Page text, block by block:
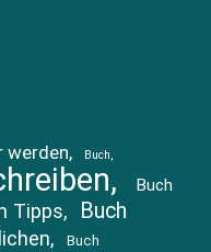
werden Buch
Buch
Tipps
Buch
Buch